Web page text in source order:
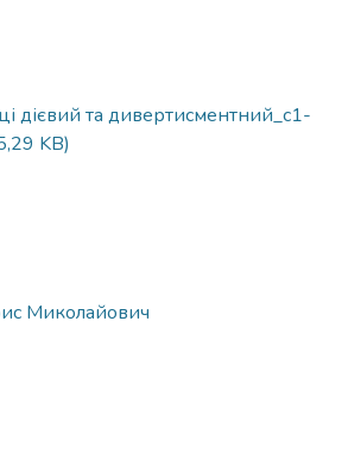
дієвий та дивертисментний_c1-
KB)
Миколайович